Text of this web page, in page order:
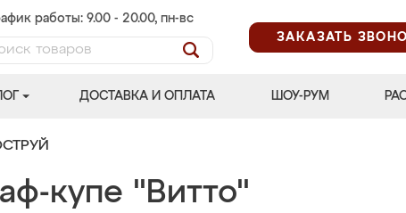
работы: 9.00 - 20.00, пн-вс
ЗАКАЗАТЬ
ДОСТАВКА И ОПЛАТА ШОУ-РУМ
купе "Витто"